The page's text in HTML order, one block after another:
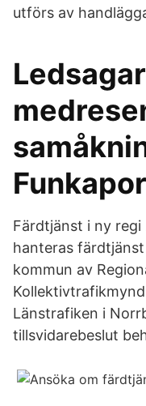
utförs av
Färdtjänst i ny regi
hanteras
kommun av
Länstrafiken i
tillsvidarebeslut